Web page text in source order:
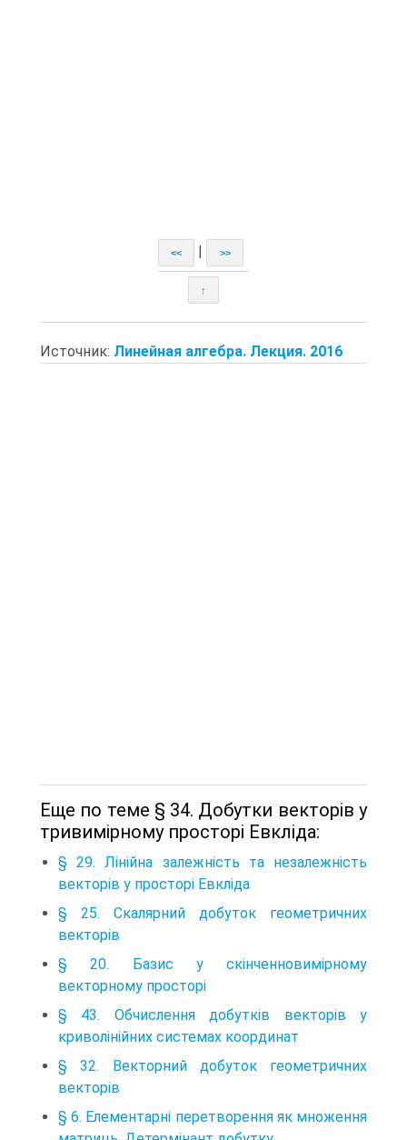
<< | >>
↑
Источник: Линейная алгебра. Лекция. 2016
Еще по теме § 34. Добутки векторів у
тривимірному просторі Евкліда:
§ 29. Лінійна залежність та незалежність
векторів у просторі Евкліда
§ 25. Скалярний добуток геометричних
векторів
§ 20. Базис у скінченновимірному
векторному просторі
§ 43. Обчислення добутків векторів у
криволінійних системах координат
§ 32. Векторний добуток геометричних
векторів
§ 6. Елементарні перетворення як множення